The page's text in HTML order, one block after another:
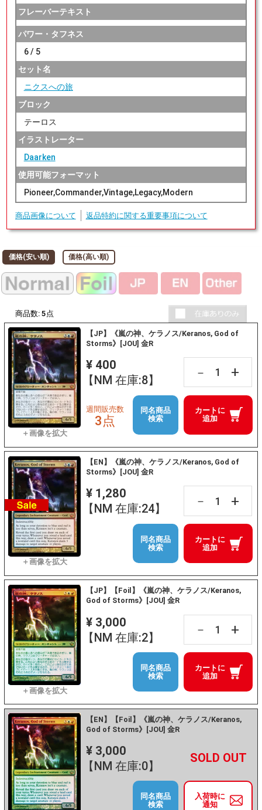
フレーバーテキスト
パワー・タフネス
6 / 5
セット名
ニクスへの旅
ブロック
テーロス
イラストレーター
Daarken
使用可能フォーマット
Pioneer,Commander,Vintage,Legacy,Modern
商品画像について 返品特約に関する重要事項について
価格(安い順) 価格(高い順)
商品数: 5 点
【JP】《嵐の神、ケラノス/Keranos, God of
Storms》[JOU] 金R
¥ 400
【NM 在庫:8】
－ +
カートに
追加
週間販売数
3点
同名商品
検索
【EN】《嵐の神、ケラノス/Keranos, God of
Storms》[JOU] 金R
¥ 1,280
【NM 在庫:24】
－ +
カートに
追加
同名商品
検索
【JP】【Foil】《嵐の神、ケラノス/Keranos,
God of Storms》[JOU] 金R
¥ 3,000
【NM 在庫:2】
－ +
カートに
追加
同名商品
検索
【EN】【Foil】《嵐の神、ケラノス/Keranos,
God of Storms》[JOU] 金R
¥ 3,000
【NM 在庫:0】
－ +
入荷時に
通知
同名商品
検索